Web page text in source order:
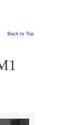
Back to Top